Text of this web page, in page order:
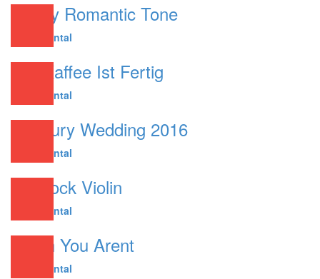
Lovely Romantic Tone
Instrumental
Der Kaffee Ist Fertig
Instrumental
Cadbury Wedding 2016
Instrumental
Sherlock Violin
Instrumental
When You Arent
Instrumental